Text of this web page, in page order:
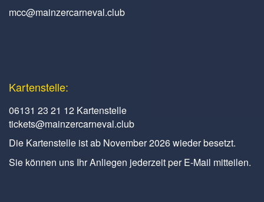
mcc@mainzercarneval.club
Kartenstelle:
06131 23 21 12 Kartenstelle
tickets@mainzercarneval.club
Die Kartenstelle ist ab November 2026 wieder besetzt.
Sie können uns Ihr Anliegen jederzeit per E-Mail mitteilen.